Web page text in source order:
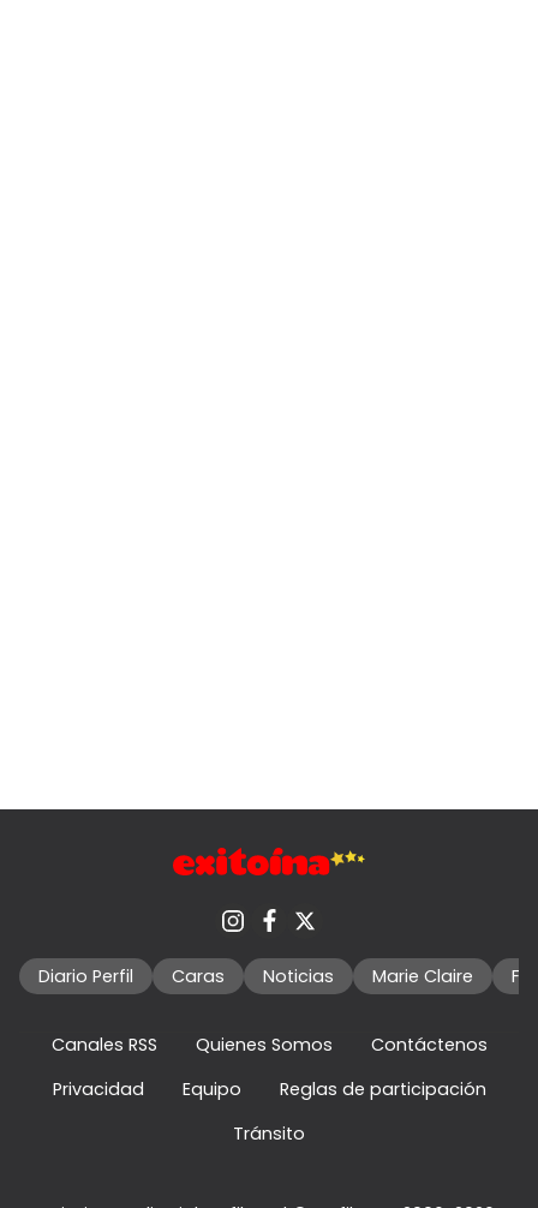
Diario Perfil Caras Noticias Marie Claire
Canales RSS Quienes Somos
Contáctenos
Privacidad
Equipo
Reglas de participación
Tránsito